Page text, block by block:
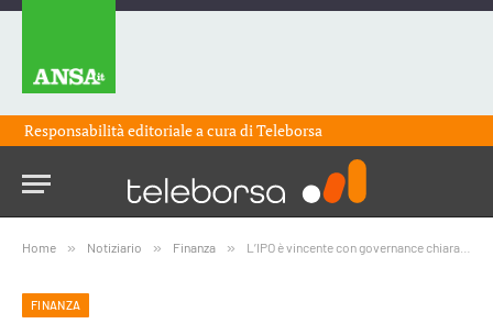
Responsabilità editoriale a cura diTeleborsa
Home » Notiziario » Finanza » L’IPO è vincente con governance chiara, pricing equilibrato e piano credibile di M&A
FINANZA